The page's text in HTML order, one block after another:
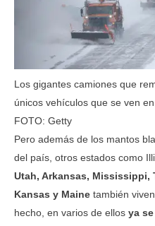
Los gigantes camiones que
únicos vehículos que se ven
FOTO: Getty
Pero además de los mantos
del país, otros estados como
Utah, Arkansas, Mississippi,
Kansas y Maine también
hecho, en varios de ellos ya